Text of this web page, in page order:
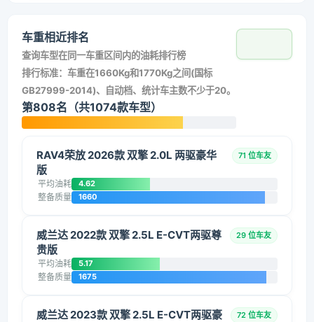
车重相近排名
查询车型在同一车重区间内的油耗排行榜
排行标准：车重在1660Kg和1770Kg之间(国标
GB27999-2014)、自动档、统计车主数不少于20。
第808名（共1074款车型）
RAV4荣放 2026款 双擎 2.0L 两驱豪华
版
71 位车友
平均油耗 4.62
整备质量 1660
威兰达 2022款 双擎 2.5L E-CVT两驱尊
贵版
29 位车友
平均油耗 5.17
整备质量 1675
威兰达 2023款 双擎 2.5L E-CVT两驱豪
72 位车友